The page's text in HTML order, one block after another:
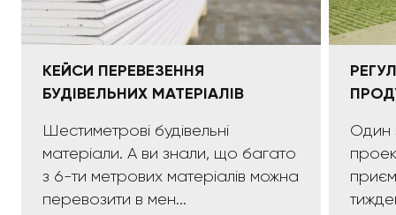
КЕЙСИ ПЕРЕВЕЗЕННЯ
БУДІВЕЛЬНИХ МАТЕРІАЛІВ
Шестиметрові будівельні
матеріали. А ви знали, що багато
з 6-ти метрових матеріалів можна
перевозити в мен...
Один
приємних:)).